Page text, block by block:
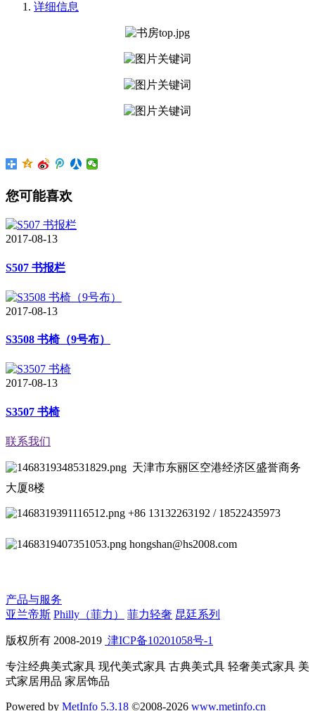
详细信息
您可能喜欢
2017-08-13
S507 书报栏
2017-08-13
S3508 书椅（9号布）
2017-08-13
S3507 书椅
联系我们
天津市东丽区空港经济区盛誉商务
大厦8楼
+86 13132263192 / 18522435973
hongshan@hs2008.com
产品与服务
亚兰帝斯 Philly（菲力） 菲力轻奢 昆廷系列
版权所有 2008-2019 津ICP备10201058号-1
专注经典美式家具 现代美式家具 古典美式具 轻奢美式家具 美
式家居用品 家居饰品
Powered by MetInfo 5.3.18 ©2008-2026 www.metinfo.cn